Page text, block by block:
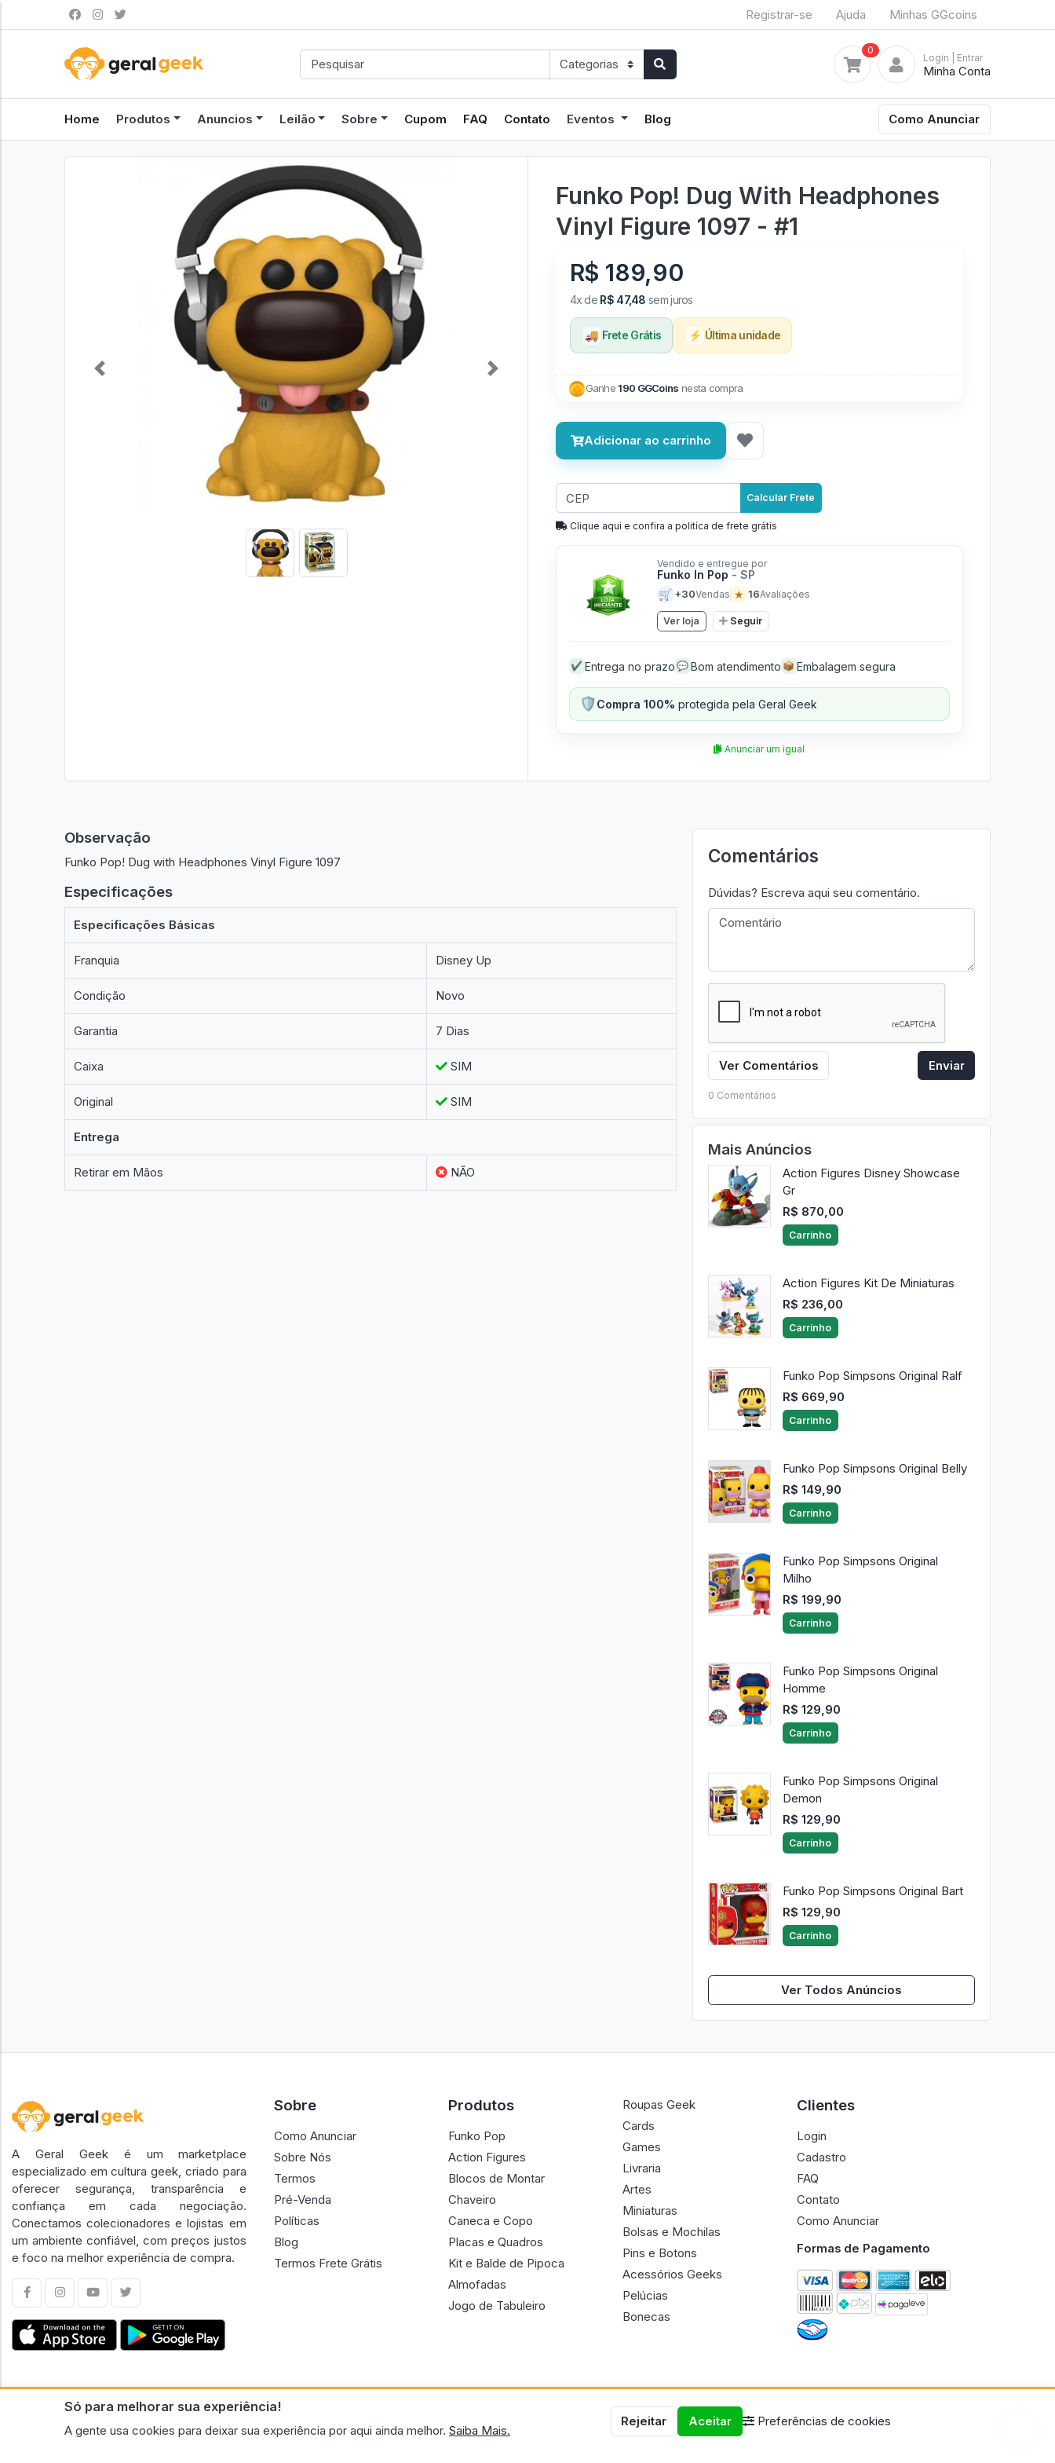
Registrar-se Ajuda Minhas GGcoins
0
Login | Entrar
Minha Conta
Home Produtos Anuncios Leilão Sobre Cupom FAQ Contato Eventos Blog Como Anunciar
Previous Next
Funko Pop! Dug With Headphones
Vinyl Figure 1097 - #1
R$ 189,90
4x de R$ 47,48 sem juros
🚚 Frete Grátis ⚡ Última unidade
Ganhe190 GGCoins nesta compra
Adicionar ao carrinho
Calcular Frete
Clique aqui e confira a politíca de frete grátis
Vendido e entregue por
Funko In Pop - SP
🛒 +30Vendas ★ 16Avaliações
Ver loja Seguir
✔ Entrega no prazo 💬 Bom atendimento 📦 Embalagem segura
🛡️Compra 100% protegida pela Geral Geek
Anunciar um igual
Observação
Funko Pop! Dug with Headphones Vinyl Figure 1097
Especificações
Especificações Básicas
Franquia Disney Up
Condição Novo
Garantia 7 Dias
Caixa SIM
Original SIM
Entrega
Retirar em Mãos NÃO
Comentários
Dúvidas? Escreva aqui seu comentário.
Ver Comentários Enviar
0 Comentários
Mais Anúncios
Action Figures Disney Showcase
Gr
R$ 870,00
Carrinho
Action Figures Kit De Miniaturas
R$ 236,00
Carrinho
Funko Pop Simpsons Original Ralf
R$ 669,90
Carrinho
Funko Pop Simpsons Original Belly
R$ 149,90
Carrinho
Funko Pop Simpsons Original
Milho
R$ 199,90
Carrinho
Funko Pop Simpsons Original
Homme
R$ 129,90
Carrinho
Funko Pop Simpsons Original
Demon
R$ 129,90
Carrinho
Funko Pop Simpsons Original Bart
R$ 129,90
Carrinho
Ver Todos Anúncios
Só para melhorar sua experiência!
A gente usa cookies para deixar sua experiência por aqui ainda melhor. Saiba Mais.
Rejeitar Aceitar Preferências de cookies
A Geral Geek é um marketplace
especializado em cultura geek, criado para
oferecer segurança, transparência e
confiança em cada negociação.
Conectamos colecionadores e lojistas em
um ambiente confiável, com preços justos
e foco na melhor experiência de compra.
Sobre
Como Anunciar
Sobre Nós
Termos
Pré-Venda
Políticas
Blog
Termos Frete Grátis
Produtos
Funko Pop
Action Figures
Blocos de Montar
Chaveiro
Caneca e Copo
Placas e Quadros
Kit e Balde de Pipoca
Almofadas
Jogo de Tabuleiro
Roupas Geek
Cards
Games
Livraria
Artes
Miniaturas
Bolsas e Mochilas
Pins e Botons
Acessórios Geeks
Pelúcias
Bonecas
Clientes
Login
Cadastro
FAQ
Contato
Como Anunciar
Formas de Pagamento
CNPJ n.º 30.220.458/0001-17 - GERAL GEEK PORTAL ELETRONICO LTDA.